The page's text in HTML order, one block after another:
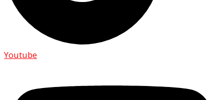
Youtube